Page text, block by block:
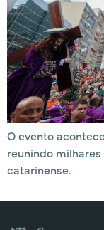
O evento
reunindo
catarinense.